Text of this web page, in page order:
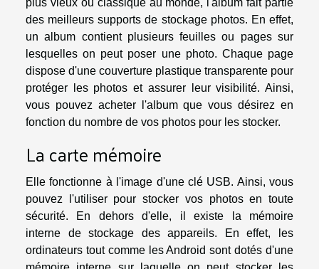
des meilleurs supports de stockage photos. En effet,
un album contient plusieurs feuilles ou pages sur
lesquelles on peut poser une photo. Chaque page
dispose d'une couverture plastique transparente pour
protéger les photos et assurer leur visibilité. Ainsi,
vous pouvez acheter l'album que vous désirez en
fonction du nombre de vos photos pour les stocker.
La carte mémoire
Elle fonctionne à l'image d'une clé USB. Ainsi, vous
pouvez l'utiliser pour stocker vos photos en toute
sécurité. En dehors d'elle, il existe la mémoire
interne de stockage des appareils. En effet, les
ordinateurs tout comme les Android sont dotés d'une